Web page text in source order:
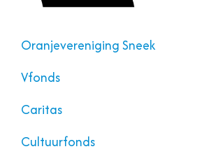
Oranjevereniging Sneek
Vfonds
Caritas
Cultuurfonds